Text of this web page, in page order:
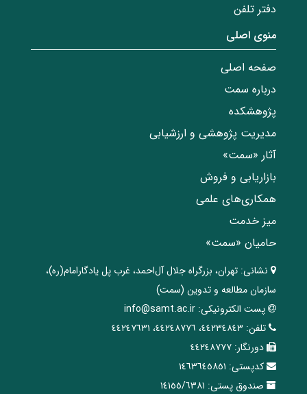
دفتر تلفن
منوی اصلی
صفحه اصلی
درباره سمت
پژوهشکده
مدیریت پژوهشی و ارزشیابی
آثار «سمت»
بازاریابی و فروش
همکاری‌های علمی
میز خدمت
حامیان «سمت»
نشانی: تهران، ‌بزرگراه ‌جلال آل‌احمد، غرب پل يادگار‌امام(ره)‌،
سازمان مطالعه و تدوین‌ (سمت)
پست الکترونیکی: info@samt.ac.ir
تلفن: ٤٤٢٣٤٨٤٣، ٤٤٢٤٨٧٧٦، ٤٤٢٤٧٦٣١
دورنگار: ٤٤٢٤٨٧٧٧
کدپستی: ١٤٦٣٦٤٥٨٥١
صندوق پستی: ١٤١٥٥/٦٣٨١